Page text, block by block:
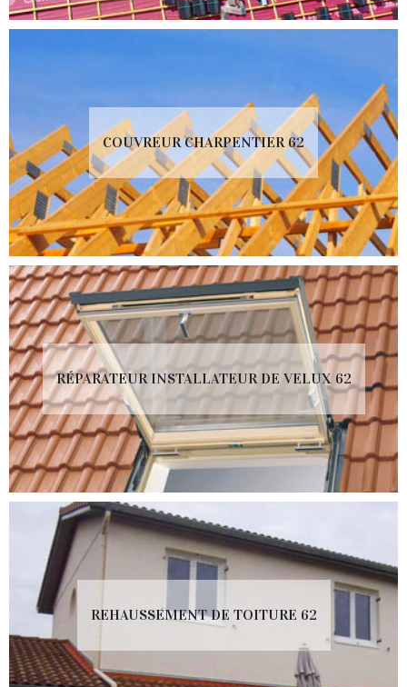
COUVREUR CHARPENTIER 62
RÉPARATEUR INSTALLATEUR DE VELUX 62
REHAUSSEMENT DE TOITURE 62